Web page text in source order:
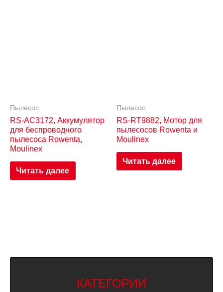
Пылесос
RS-AC3172, Аккумулятор
для беспроводного
пылесоса Rowenta,
Moulinex
Читать далее
Пылесос
RS-RT9882, Мотор для
пылесосов Rowenta и
Moulinex
Читать далее
КАТЕГОРИИ